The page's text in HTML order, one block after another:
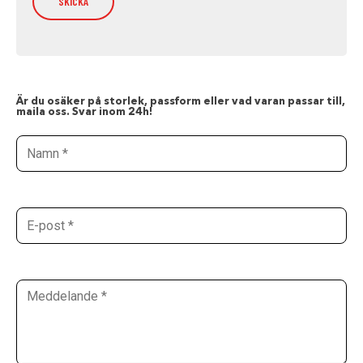
Är du osäker på storlek, passform eller vad varan passar till,
maila oss. Svar inom 24h!